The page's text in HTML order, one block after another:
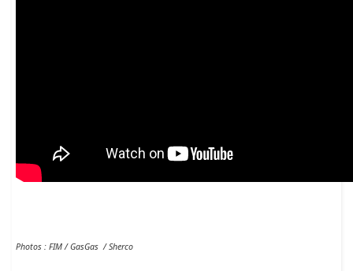
Photos : FIM / GasGas / Sherco